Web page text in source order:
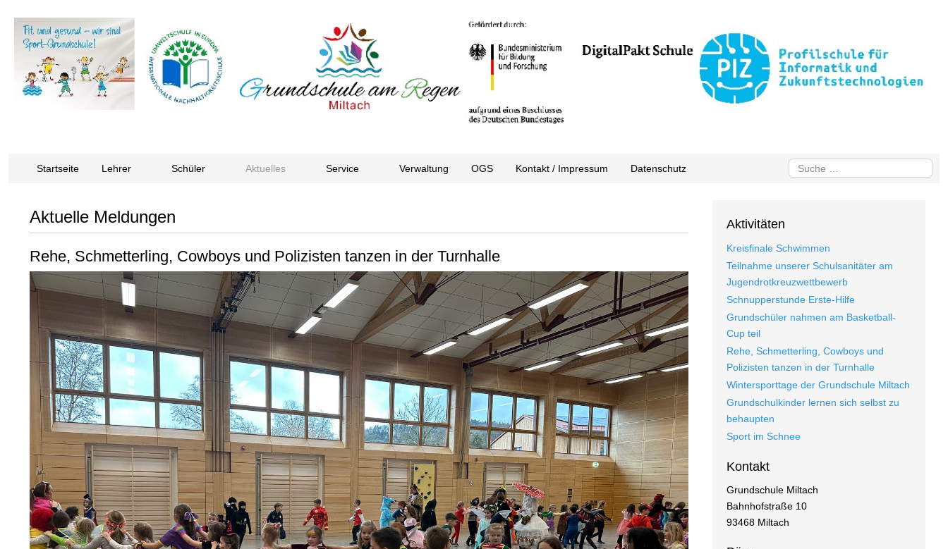
Startseite Lehrer Schüler Aktuelles Service Verwaltung OGS Kontakt / Impressum Datenschutz Suchen
Aktuelle Meldungen
Rehe, Schmetterling, Cowboys und Polizisten tanzen in der Turnhalle
Aktivitäten
Kreisfinale Schwimmen
Teilnahme unserer Schulsanitäter am
Jugendrotkreuzwettbewerb
Schnupperstunde Erste-Hilfe
Grundschüler nahmen am Basketball-
Cup teil
Rehe, Schmetterling, Cowboys und
Polizisten tanzen in der Turnhalle
Wintersporttage der Grundschule Miltach
Grundschulkinder lernen sich selbst zu
behaupten
Sport im Schnee
Kontakt
Grundschule Miltach
Bahnhofstraße 10
93468 Miltach